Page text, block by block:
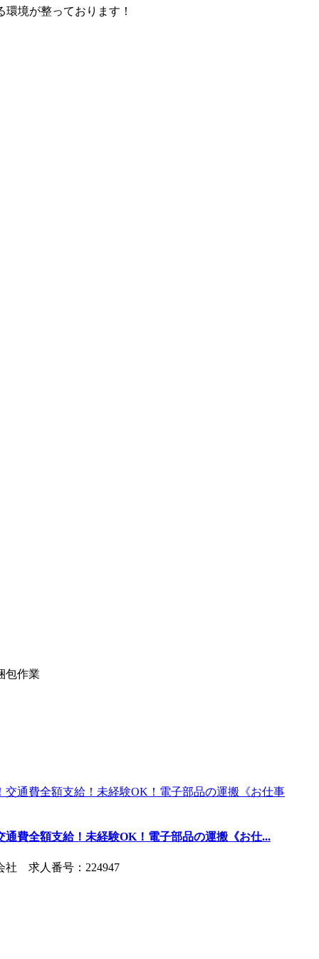
境が整っております！
包作業
費全額支給！未経験OK！電子部品の運搬《お仕...
社 求人番号：224947